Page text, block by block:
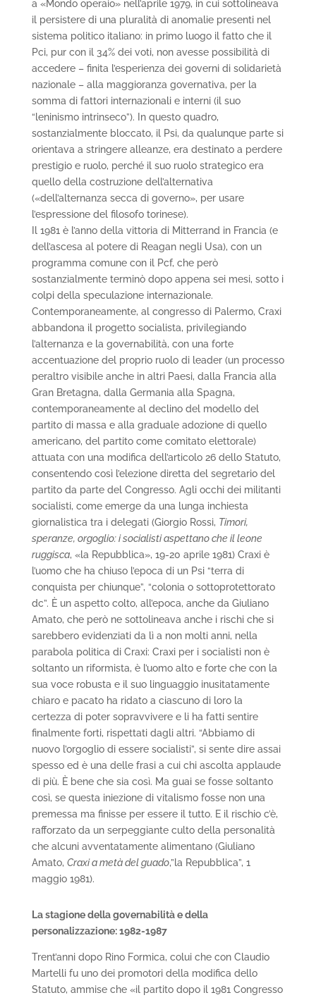
a «Mondo operaio» nell’aprile 1979, in cui sottolineava
il persistere di una pluralità di anomalie presenti nel
sistema politico italiano: in primo luogo il fatto che il
Pci, pur con il 34% dei voti, non avesse possibilità di
accedere – finita l’esperienza dei governi di solidarietà
nazionale – alla maggioranza governativa, per la
somma di fattori internazionali e interni (il suo
“leninismo intrinseco”). In questo quadro,
sostanzialmente bloccato, il Psi, da qualunque parte si
orientava a stringere alleanze, era destinato a perdere
prestigio e ruolo, perché il suo ruolo strategico era
quello della costruzione dell’alternativa
(«dell’alternanza secca di governo», per usare
l’espressione del filosofo torinese).
Il 1981 è l’anno della vittoria di Mitterrand in Francia (e
dell’ascesa al potere di Reagan negli Usa), con un
programma comune con il Pcf, che però
sostanzialmente terminò dopo appena sei mesi, sotto i
colpi della speculazione internazionale.
Contemporaneamente, al congresso di Palermo, Craxi
abbandona il progetto socialista, privilegiando
l’alternanza e la governabilità, con una forte
accentuazione del proprio ruolo di leader (un processo
peraltro visibile anche in altri Paesi, dalla Francia alla
Gran Bretagna, dalla Germania alla Spagna,
contemporaneamente al declino del modello del
partito di massa e alla graduale adozione di quello
americano, del partito come comitato elettorale)
attuata con una modifica dell’articolo 26 dello Statuto,
consentendo così l’elezione diretta del segretario del
partito da parte del Congresso. Agli occhi dei militanti
socialisti, come emerge da una lunga inchiesta
giornalistica tra i delegati (Giorgio Rossi, Timori,
speranze, orgoglio: i socialisti aspettano che il leone
ruggisca, «la Repubblica», 19-20 aprile 1981) Craxi è
l’uomo che ha chiuso l’epoca di un Psi “terra di
conquista per chiunque”, “colonia o sottoprotettorato
dc”. È un aspetto colto, all’epoca, anche da Giuliano
Amato, che però ne sottolineava anche i rischi che si
sarebbero evidenziati da lì a non molti anni, nella
parabola politica di Craxi: Craxi per i socialisti non è
soltanto un riformista, è l’uomo alto e forte che con la
sua voce robusta e il suo linguaggio inusitatamente
chiaro e pacato ha ridato a ciascuno di loro la
certezza di poter sopravvivere e li ha fatti sentire
finalmente forti, rispettati dagli altri. “Abbiamo di
nuovo l’orgoglio di essere socialisti”, si sente dire assai
spesso ed è una delle frasi a cui chi ascolta applaude
di più. È bene che sia così. Ma guai se fosse soltanto
così, se questa iniezione di vitalismo fosse non una
premessa ma finisse per essere il tutto. E il rischio c’è,
rafforzato da un serpeggiante culto della personalità
che alcuni avventatamente alimentano (Giuliano
Amato, Craxi a metà del guado,”la Repubblica”, 1
maggio 1981).
La stagione della governabilità e della
personalizzazione: 1982-1987
Trent’anni dopo Rino Formica, colui che con Claudio
Martelli fu uno dei promotori della modifica dello
Statuto, ammise che «il partito dopo il 1981 Congresso